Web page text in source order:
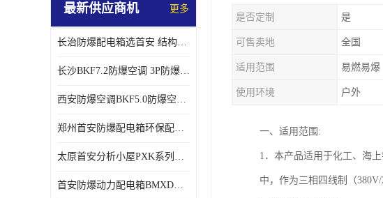
最新供应商机 更多
长治防爆配电箱选首安 结构紧凑、价格合理、资质齐全
长沙BKF7.2防爆空调 3P防爆空调与普通空调有什么区别
西安防爆空调BKF5.0防爆空调技术参数
郑州首安防爆配电箱环保配套用防爆配电箱
太原首安分析小屋PXK系列在线分析小屋厂家
首安防爆动力配电箱BMXD系列防爆配电箱技术参数
是否定制 是
可售卖地 全国
适用范围 易燃易爆
使用环境 户外
一、适用范围:
1．本产品适用于化工、海
中，作为三相四线制（